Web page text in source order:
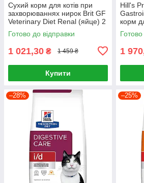
Сухий корм для котів при
захворюваннях нирок Brit GF
Veterinary Diet Renal (яйце) 2
кг
Готово до відправки
1 021,30 ₴ 1 459 ₴
Купити
Hill's
корм
1
–28% –25%